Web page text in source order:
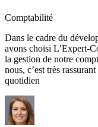
Comptabilité
Dans le cadre du
avons choisi L’Expert-
la gestion de notre
nous, c’est très
quotidien